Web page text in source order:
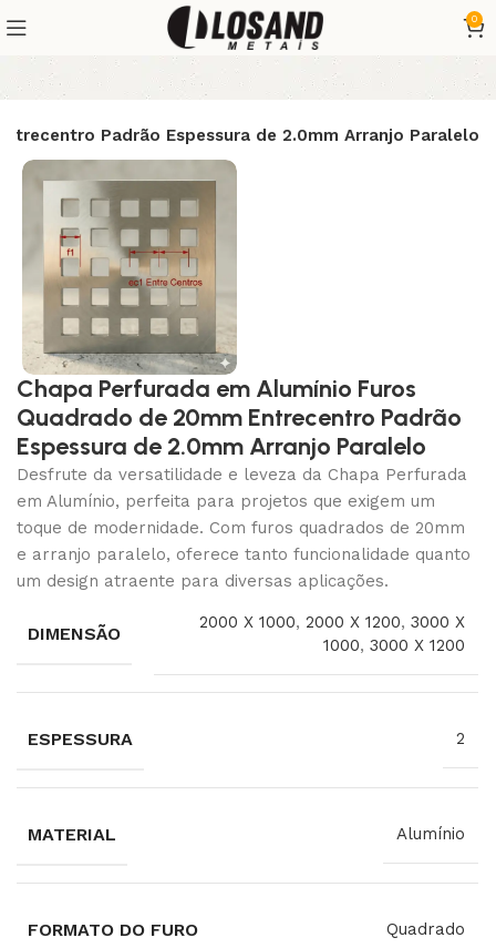
0
Padrão Espessura de 2.0mm Arranjo Paralelo
Chapa Perfurada em Alumínio Furos
Quadrado de 20mm Entrecentro Padrão
Espessura de 2.0mm Arranjo Paralelo
Desfrute da versatilidade e leveza da Chapa Perfurada
em Alumínio, perfeita para projetos que exigem um
toque de modernidade. Com furos quadrados de 20mm
e arranjo paralelo, oferece tanto funcionalidade quanto
um design atraente para diversas aplicações.
DIMENSÃO
2000 X 1000,2000 X 1200,3000 X
1000,3000 X 1200
ESPESSURA 2
MATERIAL Alumínio
FORMATO DO FURO Quadrado